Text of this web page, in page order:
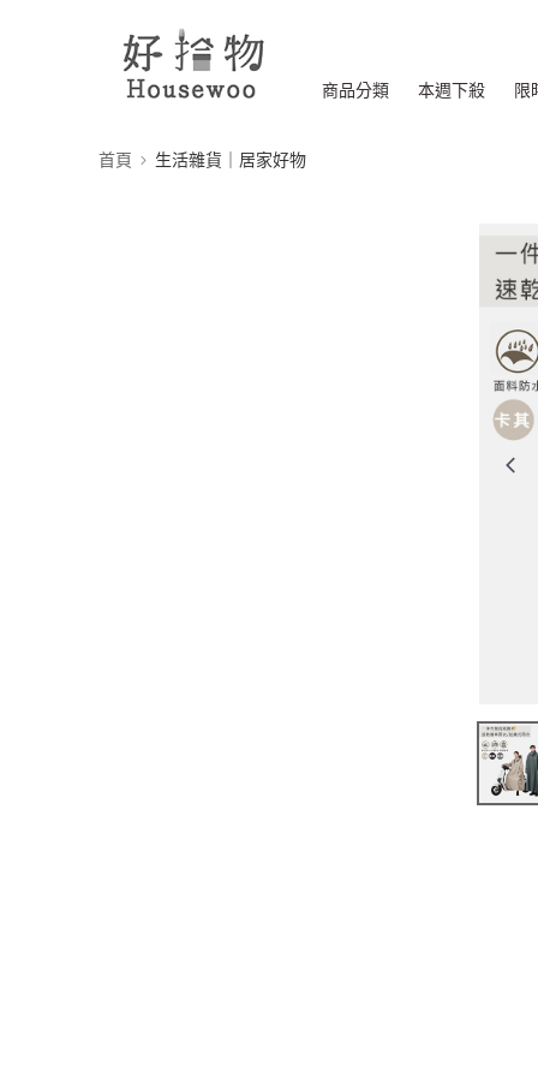
商品分類 本週下殺 限
首頁 生活雜貨｜居家好物